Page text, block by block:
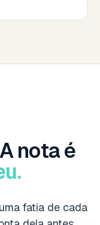
nota é
fatia de cada